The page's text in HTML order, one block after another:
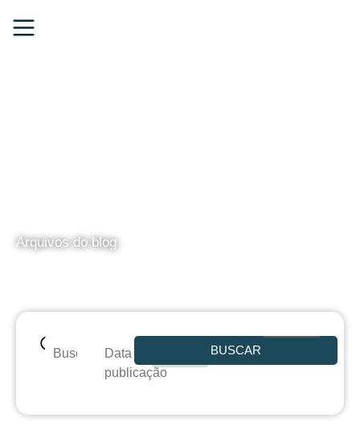
Arquivos do blog
Data de
publicação
BUSCAR